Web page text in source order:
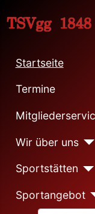
Startseite
Termine
Wir über uns
Sportstätten
Sportangebot